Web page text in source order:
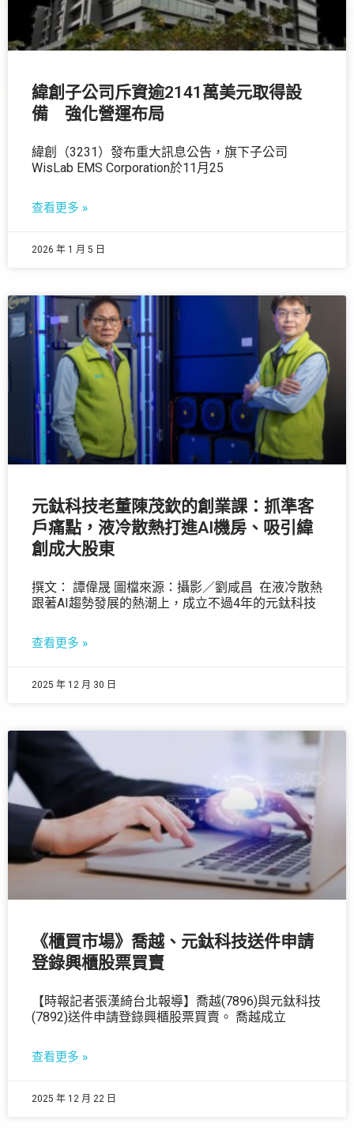
緯創子公司斥資逾2141萬美元取得設
備 強化營運布局
緯創（3231）發布重大訊息公告，旗下子公司
WisLab EMS Corporation於11月25
查看更多 »
2026 年 1 月 5 日
元鈦科技老董陳茂欽的創業課：抓準客
戶痛點，液冷散熱打進AI機房、吸引緯
創成大股東
撰文： 譚偉晟 圖檔來源：攝影／劉咸昌 在液冷散熱
跟著AI趨勢發展的熱潮上，成立不過4年的元鈦科技
查看更多 »
2025 年 12 月 30 日
《櫃買市場》喬越、元鈦科技送件申請
登錄興櫃股票買賣
【時報記者張漢綺台北報導】喬越(7896)與元鈦科技
(7892)送件申請登錄興櫃股票買賣。 喬越成立
查看更多 »
2025 年 12 月 22 日